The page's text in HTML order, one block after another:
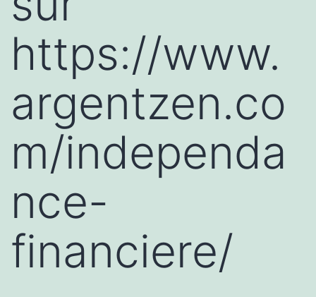
https://www.
argentzen.co
m/independa
nce-
financiere/